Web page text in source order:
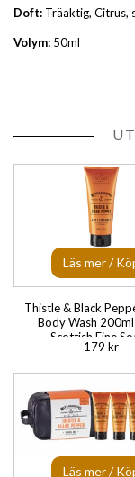
Doft: Träaktig, Citrus,
Volym: 50ml
Läs mer /
Thistle & Black
Body Wash
Scottish Fine
179 kr
Läs mer /